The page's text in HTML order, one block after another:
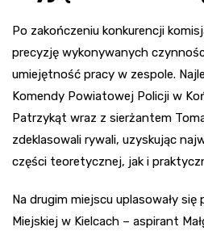
Po zakończeniu konkurencji
precyzję wykonywanych
umiejętność pracy w zespole.
Komendy Powiatowej Policji w
Patrzykąt wraz z sierżantem
zdeklasowali rywali, uzyskując
części teoretycznej, jak i
Na drugim miejscu uplasowały
Miejskiej w Kielcach – aspirant